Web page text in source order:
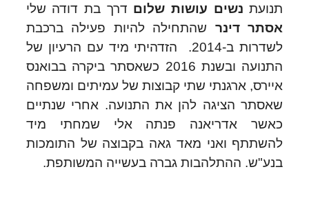
תנועת נשים עושות שלום דרך בת דודה שלי
אסתר דינר שהתחילה להיות פעילה ברכבת
לשדרות ב-2014. הזדהיתי מיד עם הרעיון של
התנועה ובשנת 2016 כשאסתר ביקרה בבואנס
איירס, ארגנתי שתי קבוצות של עמיתים ומשפחה
שאסתר הציגה להן את התנועה. אחרי שנתיים
כאשר אדריאנה פנתה אלי שמחתי מיד
להשתתף ואני מאד גאה בקבוצה של התומכות
בנע"ש. ההתלהבות גברה בעשייה המשותפת.